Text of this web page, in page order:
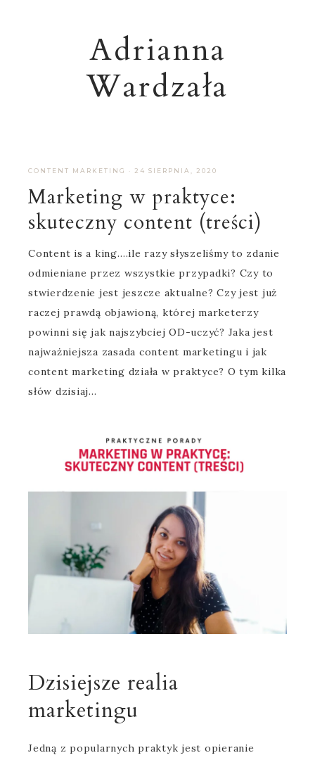
Adrianna
Wardzała
CONTENT MARKETING · 24 SIERPNIA, 2020
Marketing w praktyce:
skuteczny content (treści)
Content is a king….ile razy słyszeliśmy to zdanie
odmieniane przez wszystkie przypadki? Czy to
stwierdzenie jest jeszcze aktualne? Czy jest już
raczej prawdą objawioną, której marketerzy
powinni się jak najszybciej OD-uczyć? Jaka jest
najważniejsza zasada content marketingu i jak
content marketing działa w praktyce? O tym kilka
słów dzisiaj…
Dzisiejsze realia
marketingu
Jedną z popularnych praktyk jest opieranie